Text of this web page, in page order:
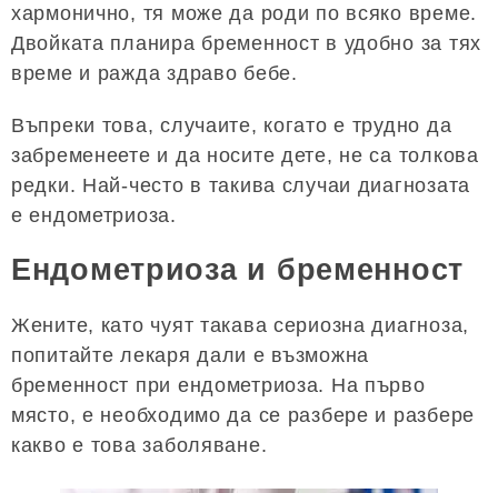
хармонично, тя може да роди по всяко време.
Двойката планира бременност в удобно за тях
време и ражда здраво бебе.
Въпреки това, случаите, когато е трудно да
забременеете и да носите дете, не са толкова
редки. Най-често в такива случаи диагнозата
е ендометриоза.
Ендометриоза и бременност
Жените, като чуят такава сериозна диагноза,
попитайте лекаря дали е възможна
бременност при ендометриоза. На първо
място, е необходимо да се разбере и разбере
какво е това заболяване.